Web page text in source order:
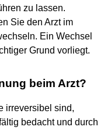
zu lassen.
Sie den Arzt im
Ein Wechsel
Grund vorliegt.
beim Arzt?
irreversibel sind,
bedacht und durch